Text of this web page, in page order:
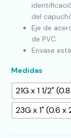
del
Eje de
de PVC.
Envase
Medidas
21G x 1 1/2"
23G x 1" (0.6 x